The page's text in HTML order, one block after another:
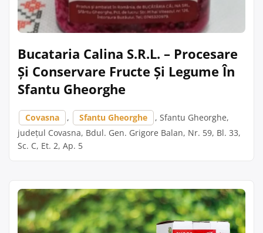
Bucataria Calina S.R.L. – Procesare
Și Conservare Fructe Și Legume În
Sfantu Gheorghe
Covasna , Sfantu Gheorghe
, Sfantu Gheorghe,
județul Covasna, Bdul. Gen. Grigore Balan, Nr. 59, Bl. 33,
Sc. C, Et. 2, Ap. 5